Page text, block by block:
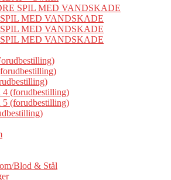
SPIL MED VANDSKADE
SPIL MED VANDSKADE
SPIL MED VANDSKADE
SPIL MED VANDSKADE
4 (forudbestilling)
5 (forudbestilling)
Blod & Stål